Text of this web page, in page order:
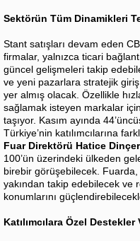
Sektörün Tüm Dinamikleri
Stant satışları devam eden
firmalar, yalnızca ticari
güncel gelişmeleri takip
ve yeni pazarlara stratejik
yer almış olacak. Özellikle
sağlamak isteyen markalar
taşıyor. Kasım ayında
Türkiye’nin katılımcılarına
Fuar Direktörü Hatice Dinçer
100’ün üzerindeki ülkeden
birebir görüşebilecek.
yakından takip edebilecek ve
konumlarını
Katılımcılara Özel